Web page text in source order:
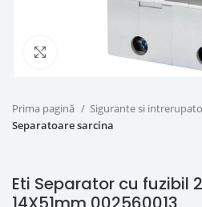
Click to enlarge
Prima pagină
Sigurante si
Separatoare sarcina
Eti Separator cu fuzibil